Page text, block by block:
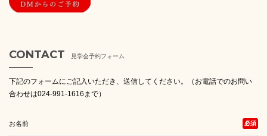
CONTACT 見学会予約フォーム
下記のフォームにご記入いただき、送信してください。（お電話でのお問い
合わせは024-991-1616まで）
お名前 必須